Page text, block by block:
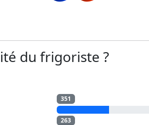
du frigoriste ?
351
263